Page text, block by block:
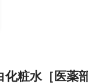
粧水［医薬